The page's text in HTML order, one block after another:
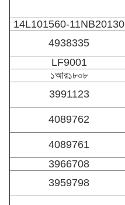
14L101560-11NB20130
4938335
LF9001
১আর১৮০৮
3991123
4089762
4089761
3966708
3959798